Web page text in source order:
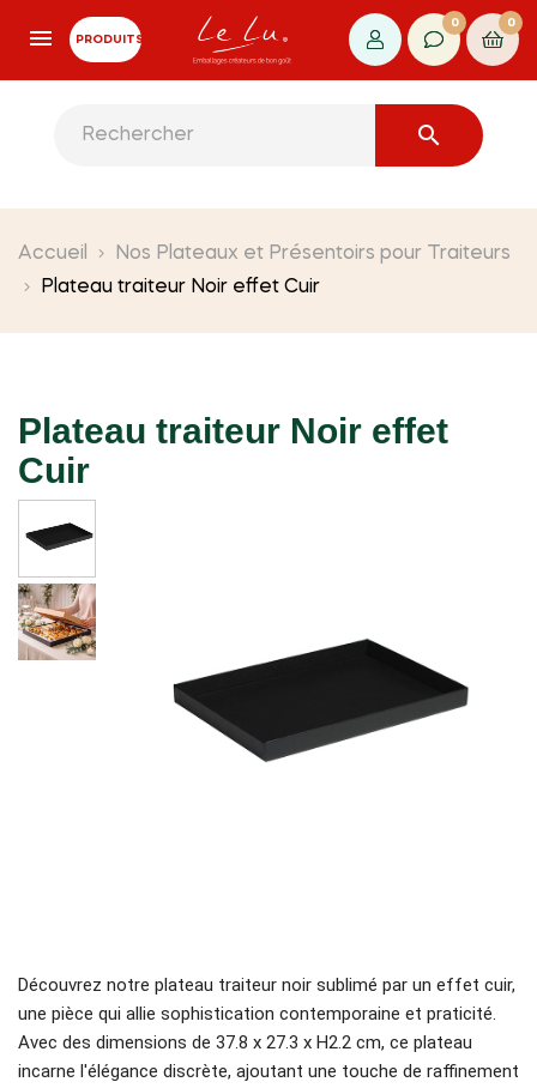
PRODUITS
0 0

Accueil
Nos Plateaux et Présentoirs pour Traiteurs
Plateau traiteur Noir effet Cuir
Plateau traiteur Noir effet
Cuir
Découvrez notre plateau traiteur noir sublimé par un effet cuir,
une pièce qui allie sophistication contemporaine et praticité.
Avec des dimensions de 37.8 x 27.3 x H2.2 cm, ce plateau
incarne l'élégance discrète, ajoutant une touche de raffinement